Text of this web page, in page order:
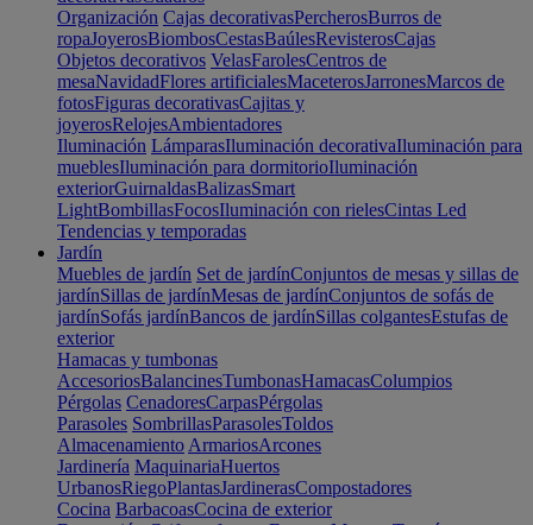
Organización Cajas decorativasPercherosBurros de
ropaJoyerosBiombosCestasBaúlesRevisterosCajas
Objetos decorativos VelasFarolesCentros de
mesaNavidadFlores artificialesMaceterosJarronesMarcos de
fotosFiguras decorativasCajitas y
joyerosRelojesAmbientadores
Iluminación LámparasIluminación decorativaIluminación para
mueblesIluminación para dormitorioIluminación
exteriorGuirnaldasBalizasSmart
LightBombillasFocosIluminación con rielesCintas Led
Tendencias y temporadas
Jardín
Muebles de jardín Set de jardínConjuntos de mesas y sillas de
jardínSillas de jardínMesas de jardínConjuntos de sofás de
jardínSofás jardínBancos de jardínSillas colgantesEstufas de
exterior
Hamacas y tumbonas
AccesoriosBalancinesTumbonasHamacasColumpios
Pérgolas CenadoresCarpasPérgolas
Parasoles SombrillasParasolesToldos
Almacenamiento ArmariosArcones
Jardinería MaquinariaHuertos
UrbanosRiegoPlantasJardinerasCompostadores
Cocina BarbacoasCocina de exterior